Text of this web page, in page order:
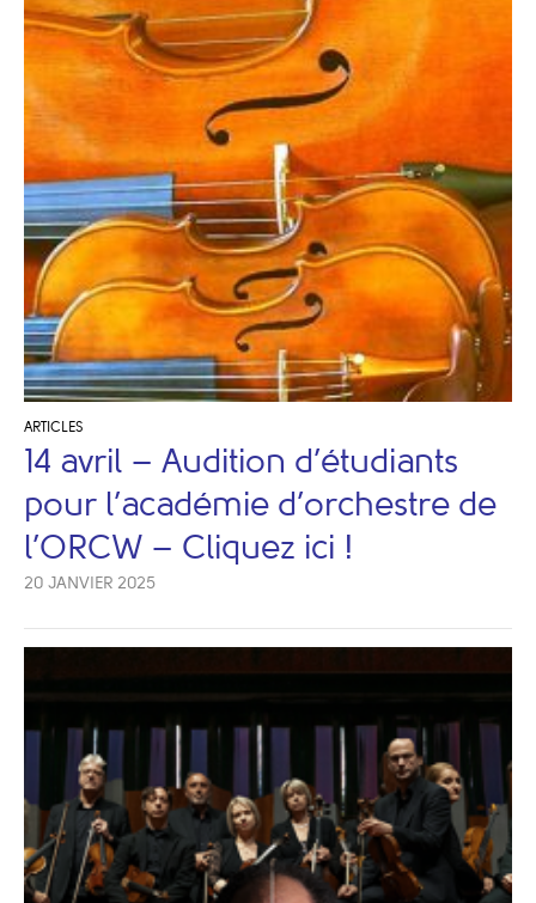
ARTICLES
14 avril – Audition d’étudiants
pour l’académie d’orchestre de
l’ORCW – Cliquez ici !
20 JANVIER 2025